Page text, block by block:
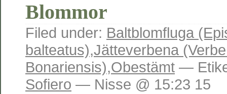
Blommor
Filed under: Baltblomfluga
balteatus),Jätteverbena
Bonariensis),Obestämt —
Sofiero — Nisse @ 15:23 15